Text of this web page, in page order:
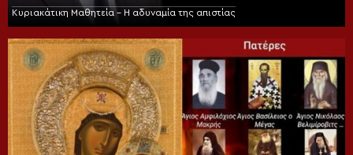
Κυριακάτικη Μαθητεία – Η αδυναμία της απιστίας